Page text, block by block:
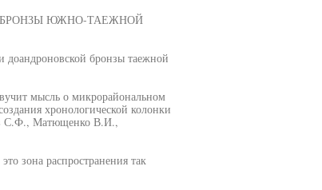
БРОНЗЫ ЮЖНО-ТАЕЖНОЙ
доандроновской бронзы таежной
мысль о микрорайональном
хронологической колонки
С.Ф., Матющенко В.И.,
зона распространения так